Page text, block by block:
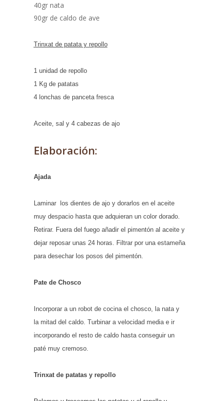
40gr nata
90gr de caldo de ave
Trinxat de patata y repollo
1 unidad de repollo
1 Kg de patatas
4 lonchas de panceta fresca
Aceite, sal y 4 cabezas de ajo
Elaboración:
Ajada
Laminar los dientes de ajo y dorarlos en el aceite
muy despacio hasta que adquieran un color dorado.
Retirar. Fuera del fuego añadir el pimentón al aceite y
dejar reposar unas 24 horas. Filtrar por una estameña
para desechar los posos del pimentón.
Pate de Chosco
Incorporar a un robot de cocina el chosco, la nata y
la mitad del caldo. Turbinar a velocidad media e ir
incorporando el resto de caldo hasta conseguir un
paté muy cremoso.
Trinxat de patatas y repollo